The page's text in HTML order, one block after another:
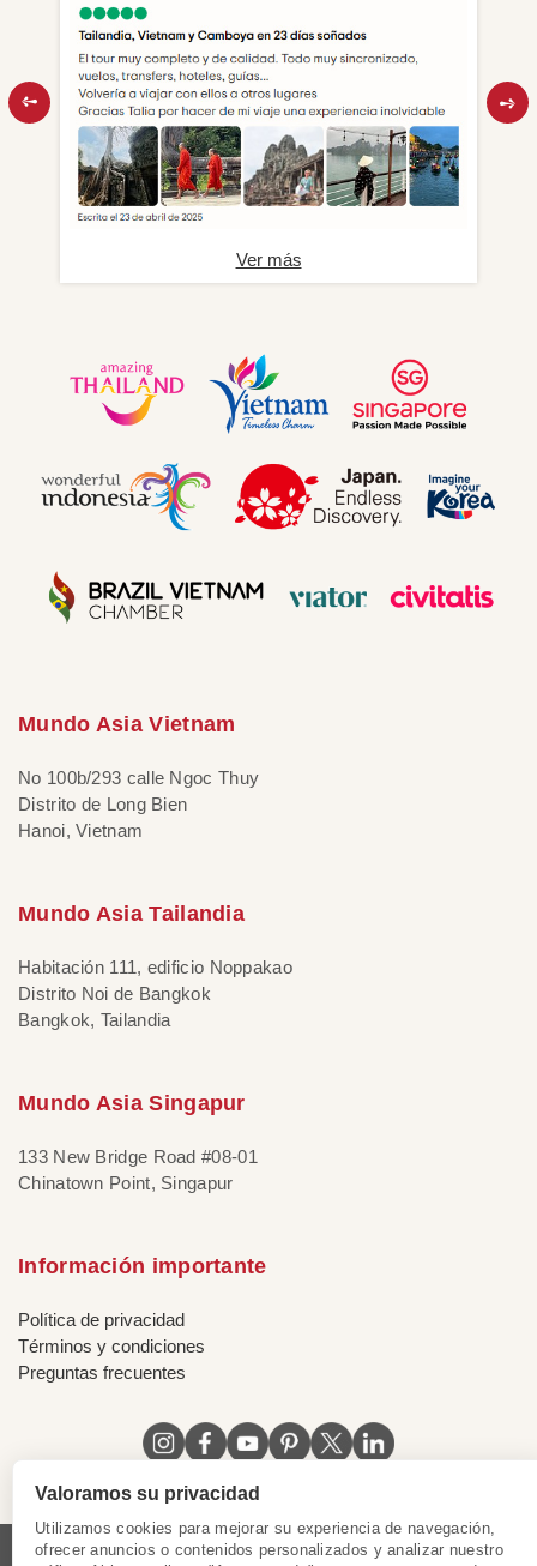
Ver más
Mundo Asia Vietnam
No 100b/293 calle Ngoc Thuy
Distrito de Long Bien
Hanoi, Vietnam
Mundo Asia Tailandia
Habitación 111, edificio Noppakao
Distrito Noi de Bangkok
Bangkok, Tailandia
Mundo Asia Singapur
133 New Bridge Road #08-01
Chinatown Point, Singapur
Información importante
Política de privacidad
Términos y condiciones
Preguntas frecuentes
Valoramos su privacidad
Utilizamos cookies para mejorar su experiencia de navegación,
ofrecer anuncios o contenidos personalizados y analizar nuestro